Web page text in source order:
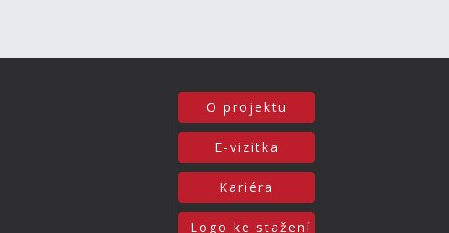
O projektu
E-vizitka
Kariéra
Logo ke stažení